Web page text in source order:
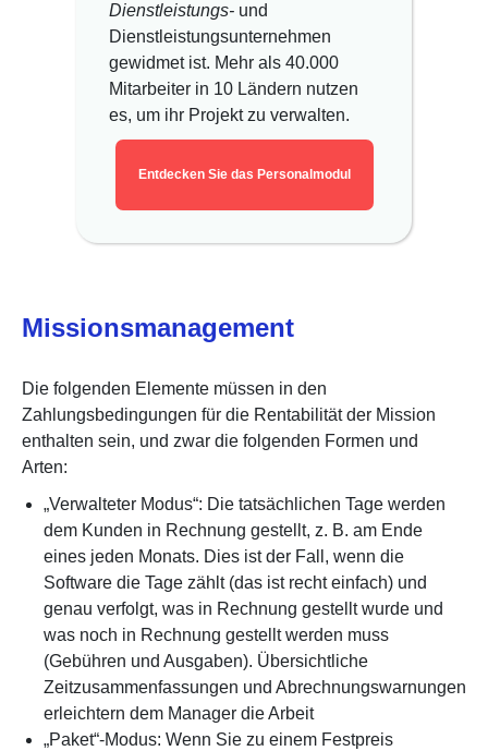
Dienstleistungs- und
Dienstleistungsunternehmen
gewidmet ist. Mehr als 40.000
Mitarbeiter in 10 Ländern nutzen
es, um ihr Projekt zu verwalten.
Entdecken Sie das Personalmodul
Missionsmanagement
Die folgenden Elemente müssen in den
Zahlungsbedingungen für die Rentabilität der Mission
enthalten sein, und zwar die folgenden Formen und
Arten:
„Verwalteter Modus“: Die tatsächlichen Tage werden
dem Kunden in Rechnung gestellt, z. B. am Ende
eines jeden Monats. Dies ist der Fall, wenn die
Software die Tage zählt (das ist recht einfach) und
genau verfolgt, was in Rechnung gestellt wurde und
was noch in Rechnung gestellt werden muss
(Gebühren und Ausgaben). Übersichtliche
Zeitzusammenfassungen und Abrechnungswarnungen
erleichtern dem Manager die Arbeit
„Paket“-Modus: Wenn Sie zu einem Festpreis